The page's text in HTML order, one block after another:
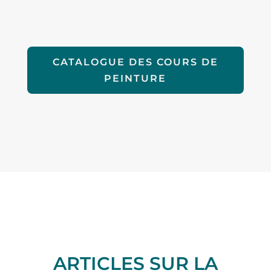
CATALOGUE DES COURS DE
PEINTURE
ARTICLES SUR LA